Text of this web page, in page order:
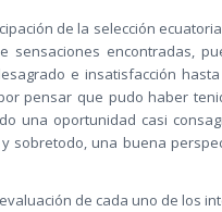
de la selección
sensaciones encontradas,
e insatisfacción
pensar que pudo haber
una oportunidad casi
sobretodo, una buena
de cada uno de los